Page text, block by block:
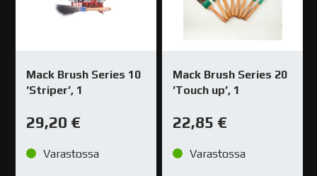
Mack Brush Series 10
’Striper’, 1
29,20 €
Varastossa
Mack Brush Series 20
’Touch up’, 1
22,85 €
Varastossa